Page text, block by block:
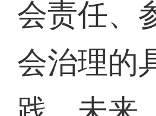
会责任、
会治理的